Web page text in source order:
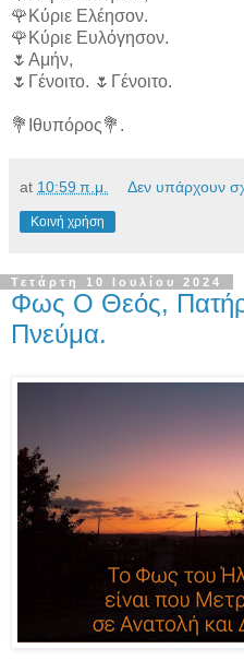
🌹Κύριε Ελέησον.
🌹Κύριε Ευλόγησον.
🌷Αμήν,
🌷Γένοιτο. 🌷Γένοιτο.
💐Ιθυπόρος💐.
at 10:59 π.μ. Δεν υπάρχουν
Κοινή χρήση
Τετάρτη 10 Ιουλίου 2024
Φως Ο Θεός, Πατήρ,
Πνεύμα.